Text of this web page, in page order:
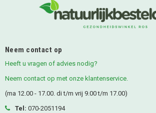
Neem contact op
Heeft u vragen of advies nodig?
Neem contact op met onze klantenservice.
(ma 12.00 - 17.00. di t/m vrij 9.00 t/m 17.00)
Tel: 070-2051194